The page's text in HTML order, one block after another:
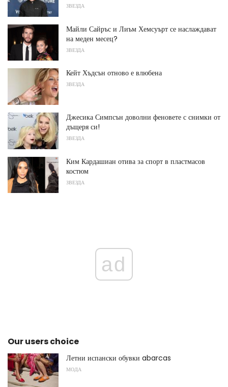
ЗВЕЗДА
Майли Сайръс и Лиъм Хемсуърт се наслаждават
на меден месец?
ЗВЕЗДА
Кейт Хъдсън отново е влюбена
ЗВЕЗДА
Джесика Симпсън доволни феновете с снимки от
дъщеря си!
ЗВЕЗДА
Ким Кардашиан отива за спорт в пластмасов
костюм
ЗВЕЗДА
ad
Our users choice
Летни испански обувки abarcas
МОДА